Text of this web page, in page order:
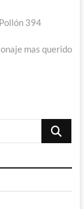
394
mas querido
Buscar